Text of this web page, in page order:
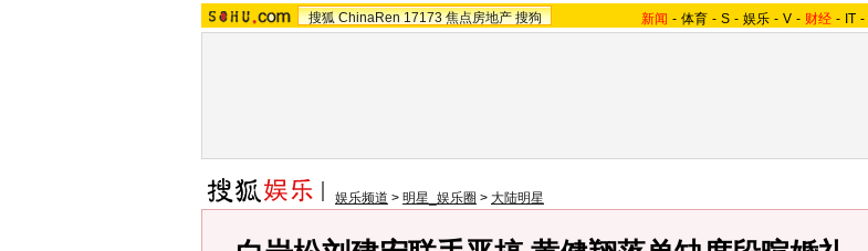
搜狐 ChinaRen 17173 焦点房地产 搜狗 新闻 - 体育 - S - 娱乐 - V - 财经 - IT -
娱乐频道 > 明星_娱乐圈 > 大陆明星